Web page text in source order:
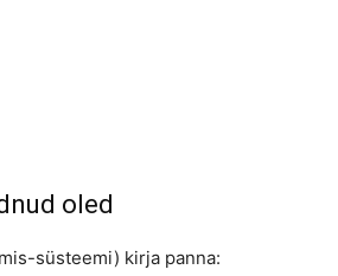
oled
süsteemi) kirja panna: